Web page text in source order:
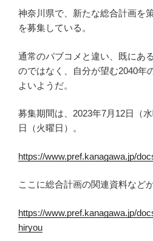
神奈川県で、新たな総合計画を
を募集している。
通常のパブコメと違い、既にあ
のではなく、自分が望む2040年
よいようだ。
募集期間は、2023年7月12日（
日（火曜日）。
https://www.pref.kanagawa.jp/
ここに総合計画の関連資料など
https://www.pref.kanagawa.jp/
hiryou